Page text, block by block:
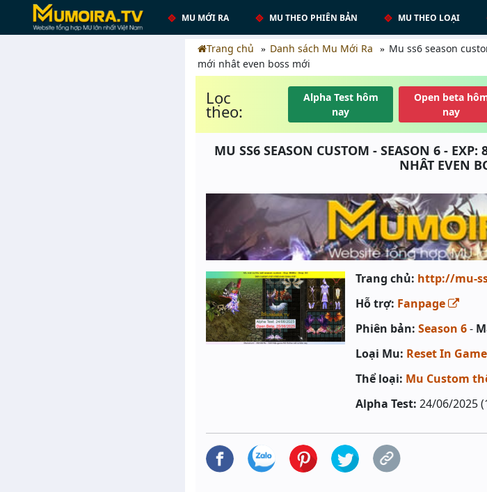
MU MỚI RA MU THEO PHIÊN BẢN MU THEO LOẠI
Trang chủ Danh sách Mu Mới Ra
Mu ss6 season
mới nhât even boss mới
Lọc
theo:
Alpha Test hôm
nay
Open beta
nay
MU SS6 SEASON CUSTOM - SEASON 6 -
NHÂT EVEN
Trang chủ: http://mu-
Hỗ trợ: Fanpage
Phiên bản: Season 6-
Loại Mu: Reset In Game
Thể loại: Mu Custom
Alpha Test: 24/06/2025